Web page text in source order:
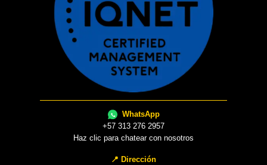
WhatsApp
+57 313 276 2957
Haz clic para chatear con nosotros
📍 Dirección